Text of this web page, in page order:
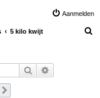
Aanmelden
5 kilo kwijt
Zoek